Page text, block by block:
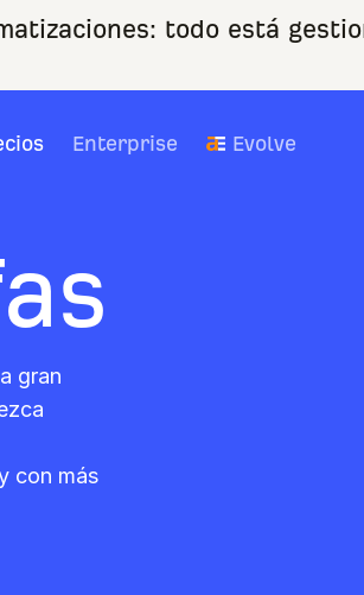
todo está
Enterprise Evolve
gran
con más